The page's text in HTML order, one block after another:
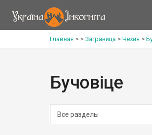
Главная > > Заграница > Чехия >
Бучовіце